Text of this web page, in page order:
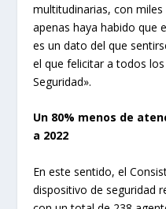
multitudinarias, con
apenas haya habido que
es un dato del que
el que felicitar a todos
Seguridad».
Un 80% menos de
a 2022
En este sentido, el
dispositivo de seguridad